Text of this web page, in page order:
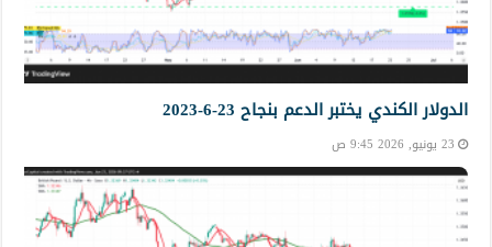
الدولار الكندي يختبر الدعم بنجاح 23-6-2023
23 يونيو, 2026 9:45 ص